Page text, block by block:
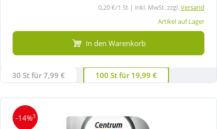
0,20 €/1 St | inkl. MwSt. zzgl.Versand
Artikel auf Lager
In den Warenkorb
30 St für 7,99 € 100 St für 19,99 €
-14%3